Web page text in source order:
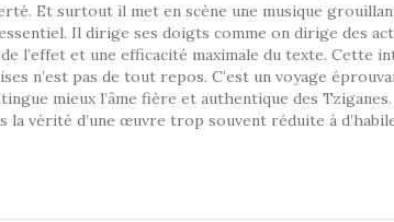
Et surtout il met en scène une musique
Il dirige ses doigts comme on dirige des
l’effet et une efficacité maximale du texte. Cette
n’est pas de tout repos. C’est un voyage
mieux l’âme fière et authentique des
la vérité d’une œuvre trop souvent réduite à